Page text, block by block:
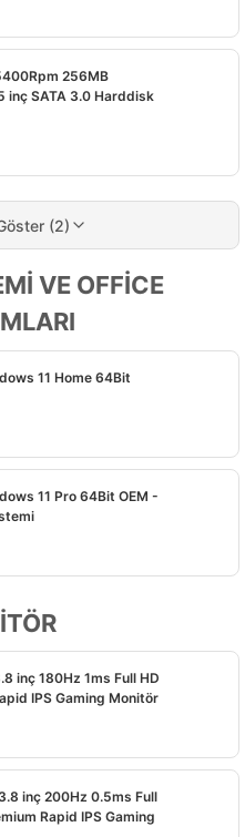
256MB
inç SATA 3.0 Harddisk
(2)
VE OFFİCE
11 Home 64Bit
11 Pro 64Bit OEM -
inç 180Hz 1ms Full HD
IPS Gaming Monitör
₺.
inç 200Hz 0.5ms Full
Rapid IPS Gaming